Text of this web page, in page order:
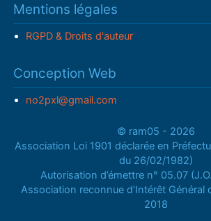
Mentions légales
RGPD & Droits d'auteur
Conception Web
no2pxl@gmail.com
© ram05 - 2026
Association Loi 1901 déclarée en
du 26/02/1982)
Autorisation d’émettre n° 05.07
Association reconnue d’Intérêt Général
2018